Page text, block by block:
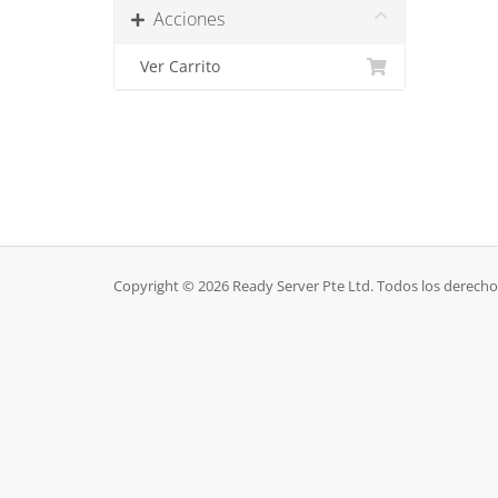
Acciones
Ver Carrito
Copyright © 2026 Ready Server Pte Ltd. Todos los